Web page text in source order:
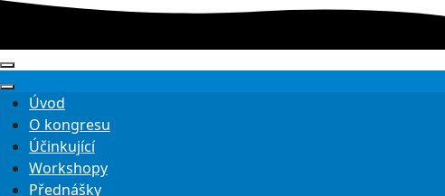
Úvod
O kongresu
Účinkující
Workshopy
Přednášky